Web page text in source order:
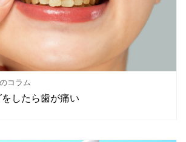
コラム
したら歯が痛い